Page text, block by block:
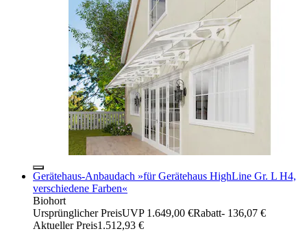
Gerätehaus-Anbaudach »für Gerätehaus HighLine Gr. L H4,
verschiedene Farben«
Biohort
Ursprünglicher PreisUVP 1.649,00 €Rabatt- 136,07 €
Aktueller Preis1.512,93 €